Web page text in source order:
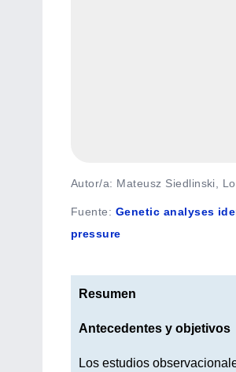
Autor/a: Mateusz Siedlinski,
Fuente: Genetic analyses
pressure
Resumen
Antecedentes y objetivos
Los estudios